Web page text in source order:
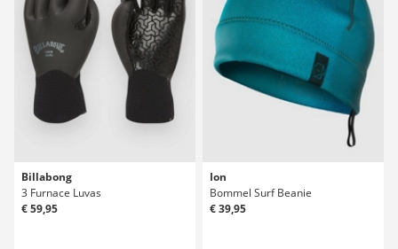
Billabong
3 Furnace Luvas
€ 59,95
Ion
Bommel Surf Beanie
€ 39,95